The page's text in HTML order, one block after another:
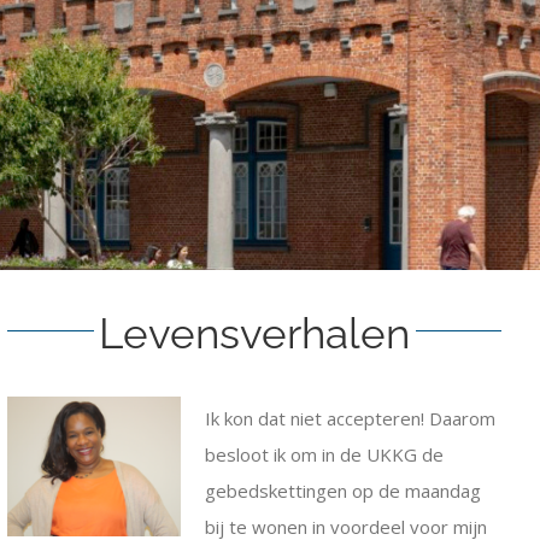
Levensverhalen
Ik kon dat niet accepteren! Daarom
besloot ik om in de UKKG de
gebedskettingen op de maandag
bij te wonen in voordeel voor mijn